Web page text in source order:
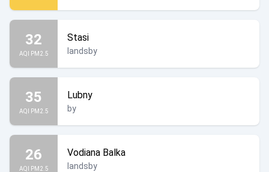
32
AQI PM2.5
Stasi
landsby
35
AQI PM2.5
Lubny
by
26
AQI PM2.5
Vodiana Balka
landsby